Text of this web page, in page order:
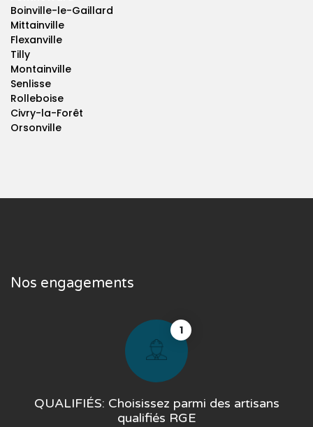
Boinville-le-Gaillard
Mittainville
Flexanville
Tilly
Montainville
Senlisse
Rolleboise
Civry-la-Forêt
Orsonville
Nos engagements
1
QUALIFIÉS: Choisissez parmi des artisans
qualifiés RGE